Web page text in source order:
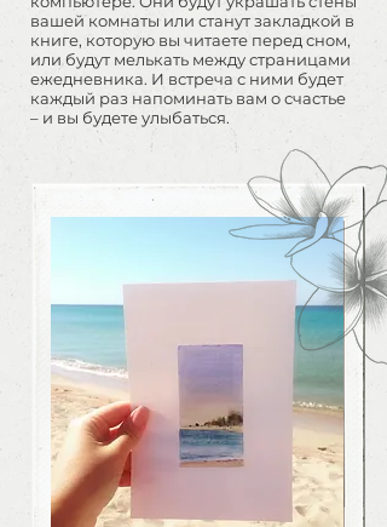
вашей комнаты или станут закладкой в
книге, которую вы читаете перед сном,
или будут мелькать между страницами
ежедневника. И встреча с ними будет
каждый раз напоминать вам о счастье
– и вы будете улыбаться.